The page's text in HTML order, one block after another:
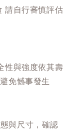
請自行審慎評估
性與強度依其壽
免憾事發生
與尺寸，確認